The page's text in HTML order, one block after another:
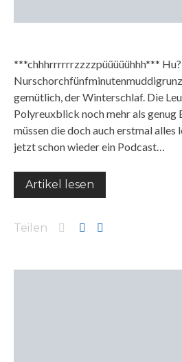
***chhhrrrrrrzzzzpüüüüühhh***
gemütlich, der Winterschlaf. Die
Polyreuxblick noch mehr als genug
müssen die doch auch erstmal alles
jetzt schon wieder ein Podcast…
Artikel lesen
Teilen